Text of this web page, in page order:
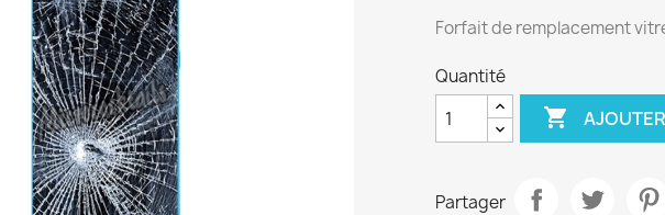
Forfait de remplacement
Quantité

Partager